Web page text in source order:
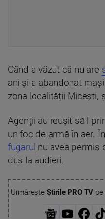
Când a văzut că nu are
ani şi-a abandonat
zona localității Micești,
Agenţii au reuşit să-l
un foc de armă în aer.
fugarul nu avea permis
dus la audieri.
Urmărește Știrile PRO TVpe